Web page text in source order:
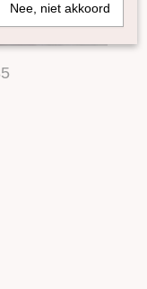
Nee, niet akkoord